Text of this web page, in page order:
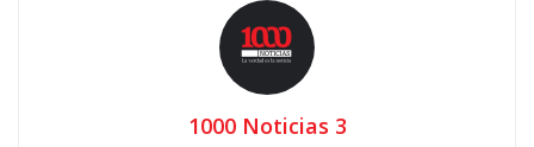
1000 Noticias 3